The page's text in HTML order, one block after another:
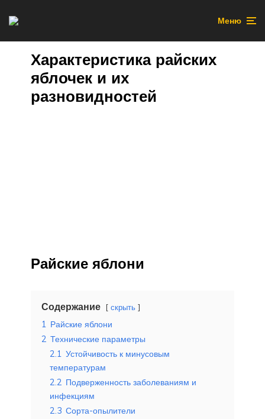
Меню
Характеристика райских
яблочек и их
разновидностей
Райские яблони
Содержание скрыть
1 Райские яблони
2 Технические параметры
2.1 Устойчивость к минусовым
температурам
2.2 Подверженность заболеваниям и
инфекциям
2.3 Сорта-опылители